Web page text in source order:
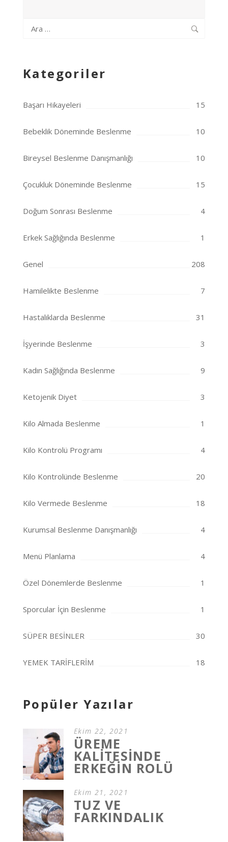
Arama:
Kategoriler
Başarı Hikayeleri 15
Bebeklik Döneminde Beslenme 10
Bireysel Beslenme Danışmanlığı 10
Çocukluk Döneminde Beslenme 15
Doğum Sonrası Beslenme 4
Erkek Sağlığında Beslenme 1
Genel 208
Hamilelikte Beslenme 7
Hastalıklarda Beslenme 31
İşyerinde Beslenme 3
Kadın Sağlığında Beslenme 9
Ketojenik Diyet 3
Kilo Almada Beslenme 1
Kilo Kontrolü Programı 4
Kilo Kontrolünde Beslenme 20
Kilo Vermede Beslenme 18
Kurumsal Beslenme Danışmanlığı 4
Menü Planlama 4
Özel Dönemlerde Beslenme 1
Sporcular İçin Beslenme 1
SÜPER BESİNLER 30
YEMEK TARİFLERİM 18
Popüler Yazılar
Ekim 22, 2021
ÜREME
KALİTESİNDE
ERKEĞİN ROLÜ
Ekim 21, 2021
TUZ VE
FARKINDALIK